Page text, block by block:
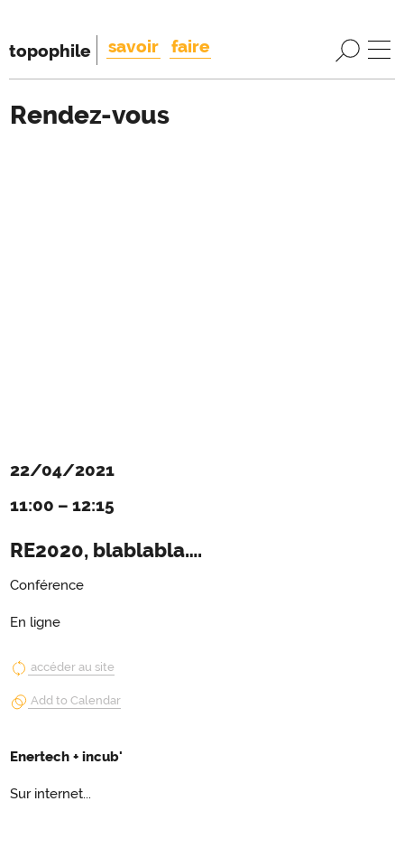
topophile savoir faire
Rendez-vous
22/04/2021
11:00 – 12:15
RE2020, blablabla….
Conférence
En ligne
accéder au site
Add to Calendar
Enertech + incub'
Sur internet...